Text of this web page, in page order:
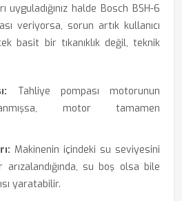
uyguladığınız halde Bosch BSH-6
veriyorsa, sorun artık kullanıcı
basit bir tıkanıklık değil, teknik
Tahliye pompası motorunun
motor tamamen
Makinenin içindeki su seviyesini
su boş olsa bile
yaratabilir.